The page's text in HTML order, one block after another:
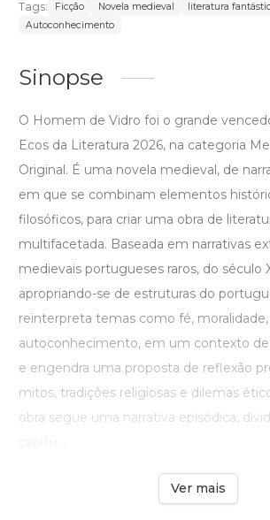
Tags: Ficção Novela medieval
literatura
Autoconhecimento
Sinopse
O Homem de Vidro foi o grande
Ecos da Literatura 2026, na categoria
Original. É uma novela medieval, de
em que se combinam elementos
filosóficos, para criar uma obra de
multifacetada. Baseada em narrativas
medievais portugueses raros, do século
apropriando-se de estruturas do
reinterpreta temas como fé, moralidade,
autoconhecimento, em um contexto
e engendra uma proposta de reflexão
mitos, tradições religiosas e dilemas
obra segue uma narrativa episódica,
Ver mais